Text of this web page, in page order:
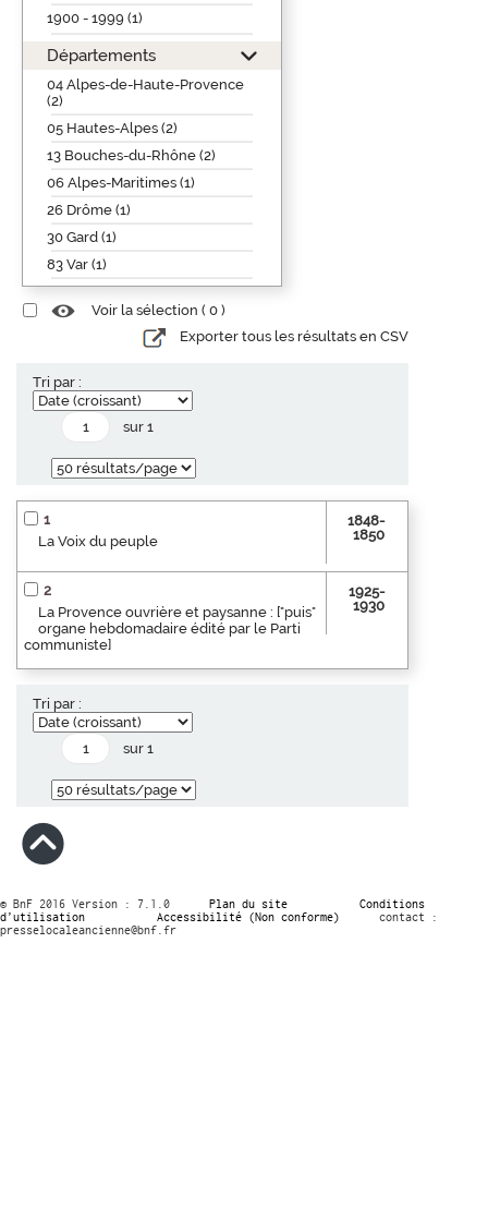
1900 - 1999 (1)
Départements
04 Alpes-de-Haute-Provence
(2)
05 Hautes-Alpes (2)
13 Bouches-du-Rhône (2)
06 Alpes-Maritimes (1)
26 Drôme (1)
30 Gard (1)
83 Var (1)
Voir la sélection ( 0 )
Exporter tous les résultats en CSV
Tri par :
sur 1
1
La Voix du peuple
1848-
1850
2
La Provence ouvrière et paysanne : ["puis"
organe hebdomadaire édité par le Parti
communiste]
1925-
1930
Tri par :
sur 1
© BnF 2016 Version : 7.1.0 Plan du site
Conditions
d’utilisation
Accessibilité (Non conforme)
contact :
presselocaleancienne@bnf.fr